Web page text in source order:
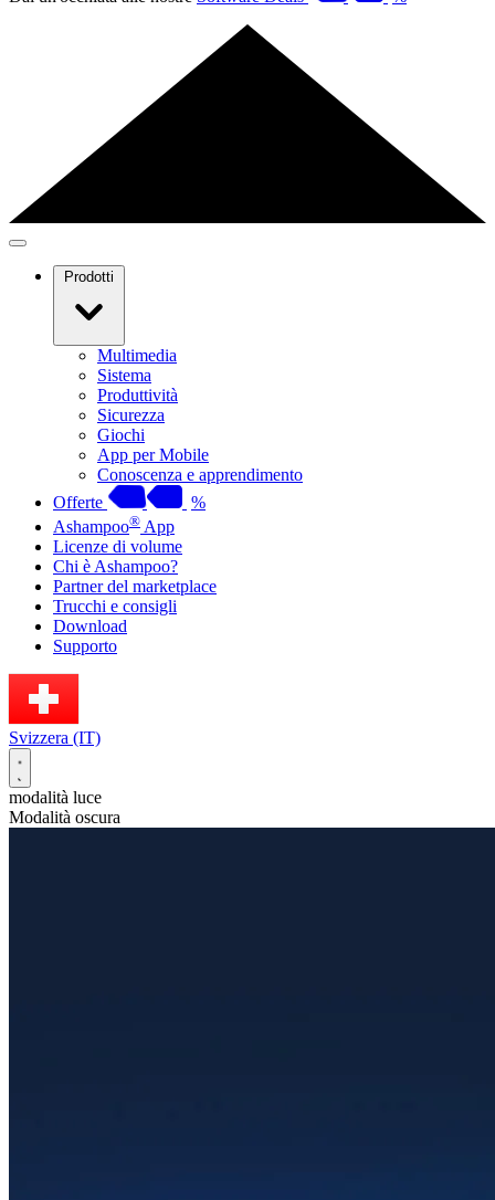
Prodotti
Multimedia
Sistema
Produttività
Sicurezza
Giochi
App per Mobile
Conoscenza e apprendimento
Offerte
%
Ashampoo® App
Licenze di volume
Chi è Ashampoo?
Partner del marketplace
Trucchi e consigli
Download
Supporto
Svizzera (IT)
modalità luce
Modalità oscura